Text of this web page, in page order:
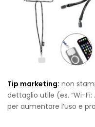
Tip marketing: non
dettaglio utile (es. “Wi-Fi:
per aumentare l’uso e